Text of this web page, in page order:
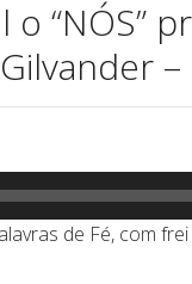
“NÓS”
de Fé, com